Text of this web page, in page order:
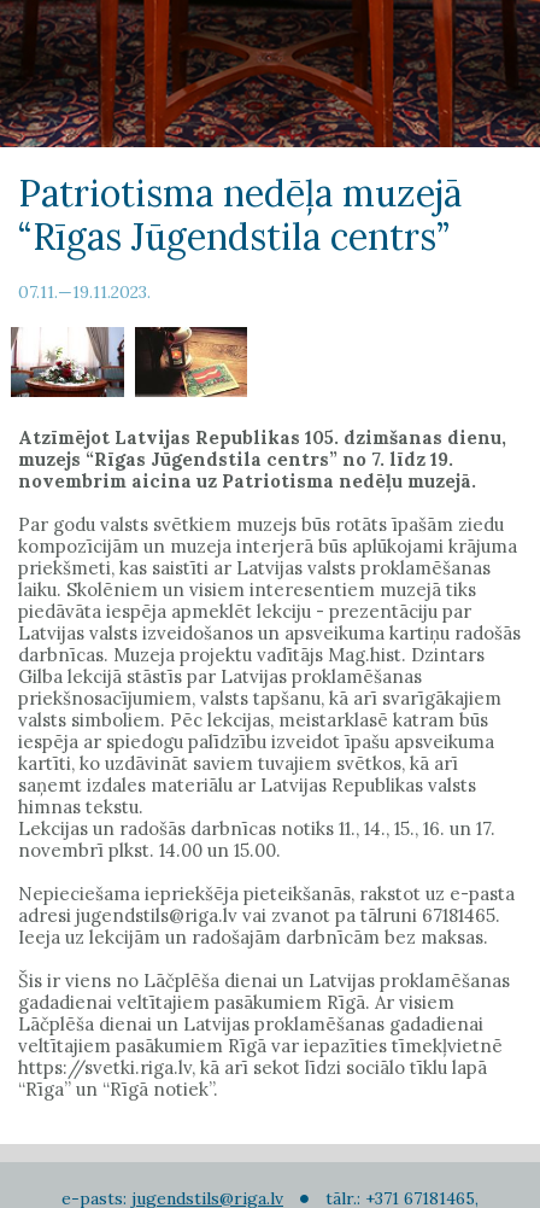
Patriotisma nedēļa muzejā
“Rīgas Jūgendstila centrs”
07.11.—19.11.2023.
Atzīmējot Latvijas Republikas 105. dzimšanas dienu,
muzejs “Rīgas Jūgendstila centrs” no 7. līdz 19.
novembrim aicina uz Patriotisma nedēļu muzejā.
Par godu valsts svētkiem muzejs būs rotāts īpašām ziedu
kompozīcijām un muzeja interjerā būs aplūkojami krājuma
priekšmeti, kas saistīti ar Latvijas valsts proklamēšanas
laiku. Skolēniem un visiem interesentiem muzejā tiks
piedāvāta iespēja apmeklēt lekciju - prezentāciju par
Latvijas valsts izveidošanos un apsveikuma kartiņu radošās
darbnīcas. Muzeja projektu vadītājs Mag.hist. Dzintars
Gilba lekcijā stāstīs par Latvijas proklamēšanas
priekšnosacījumiem, valsts tapšanu, kā arī svarīgākajiem
valsts simboliem. Pēc lekcijas, meistarklasē katram būs
iespēja ar spiedogu palīdzību izveidot īpašu apsveikuma
kartīti, ko uzdāvināt saviem tuvajiem svētkos, kā arī
saņemt izdales materiālu ar Latvijas Republikas valsts
himnas tekstu.
Lekcijas un radošās darbnīcas notiks 11., 14., 15., 16. un 17.
novembrī plkst. 14.00 un 15.00.
Nepieciešama iepriekšēja pieteikšanās, rakstot uz e-pasta
adresi jugendstils@riga.lv vai zvanot pa tālruni 67181465.
Ieeja uz lekcijām un radošajām darbnīcām bez maksas.
Šis ir viens no Lāčplēša dienai un Latvijas proklamēšanas
gadadienai veltītajiem pasākumiem Rīgā. Ar visiem
Lāčplēša dienai un Latvijas proklamēšanas gadadienai
veltītajiem pasākumiem Rīgā var iepazīties tīmekļvietnē
https://svetki.riga.lv, kā arī sekot līdzi sociālo tīklu lapā
“Rīga” un “Rīgā notiek”.
e-pasts: jugendstils@riga.lv tālr.: +371 67181465,